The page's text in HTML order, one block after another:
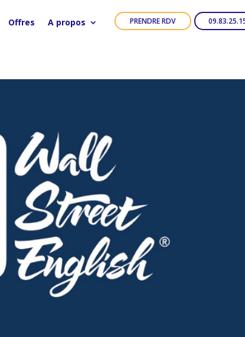
Offres A propos PRENDRE RDV